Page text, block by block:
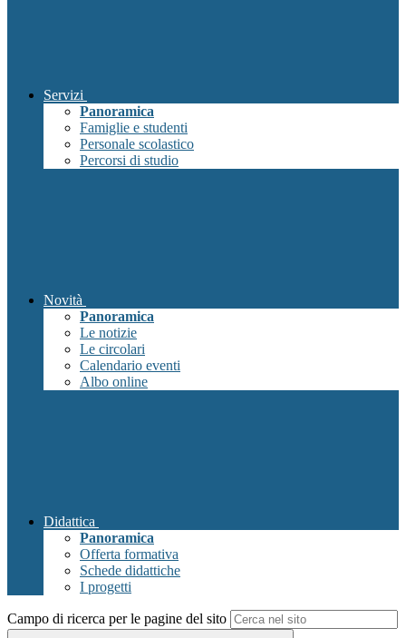
Servizi
Panoramica
Famiglie e studenti
Personale scolastico
Percorsi di studio
Novità
Panoramica
Le notizie
Le circolari
Calendario eventi
Albo online
Didattica
Panoramica
Offerta formativa
Schede didattiche
I progetti
Campo di ricerca per le pagine del sito